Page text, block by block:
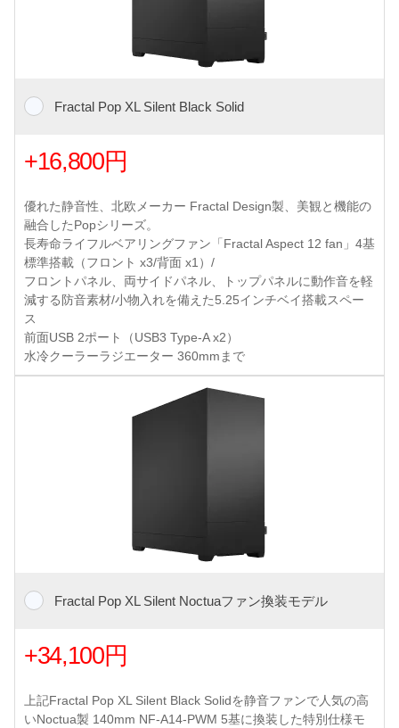
Fractal Pop XL Silent Black Solid
+16,800円
優れた静音性、北欧メーカー Fractal Design製、美観と機能の
融合したPopシリーズ。
長寿命ライフルベアリングファン「Fractal Aspect 12 fan」4基
標準搭載（フロント x3/背面 x1）/
フロントパネル、両サイドパネル、トップパネルに動作音を軽
減する防音素材/小物入れを備えた5.25インチベイ搭載スペー
ス
前面USB 2ポート（USB3 Type-A x2）
水冷クーラーラジエーター 360mmまで
Fractal Pop XL Silent Noctuaファン換装モデル
+34,100円
上記Fractal Pop XL Silent Black Solidを静音ファンで人気の高
いNoctua製 140mm NF-A14-PWM 5基に換装した特別仕様モ